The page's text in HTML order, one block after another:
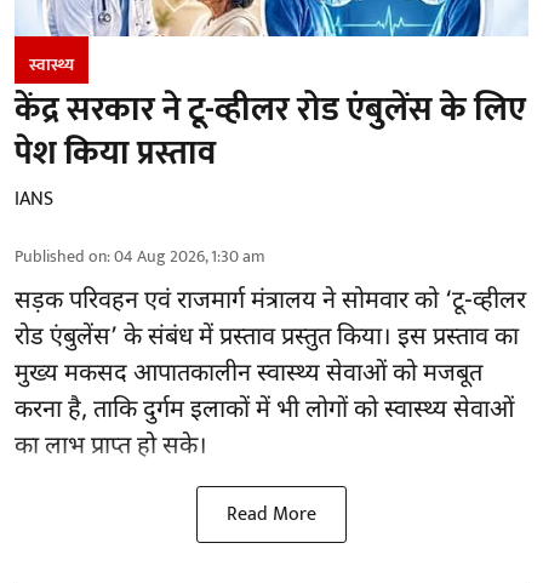
स्वास्थ्य
केंद्र सरकार ने टू-व्हीलर रोड एंबुलेंस के लिए
पेश किया प्रस्ताव
IANS
Published on:04 Aug 2026, 1:30 am
सड़क परिवहन एवं राजमार्ग मंत्रालय ने सोमवार को ‘टू-व्हीलर
रोड एंबुलेंस’ के संबंध में प्रस्ताव प्रस्तुत किया। इस प्रस्ताव का
मुख्य मकसद आपातकालीन स्वास्थ्य सेवाओं को मजबूत
करना है, ताकि दुर्गम इलाकों में भी लोगों को स्वास्थ्य सेवाओं
का लाभ प्राप्त हो सके।
Read More